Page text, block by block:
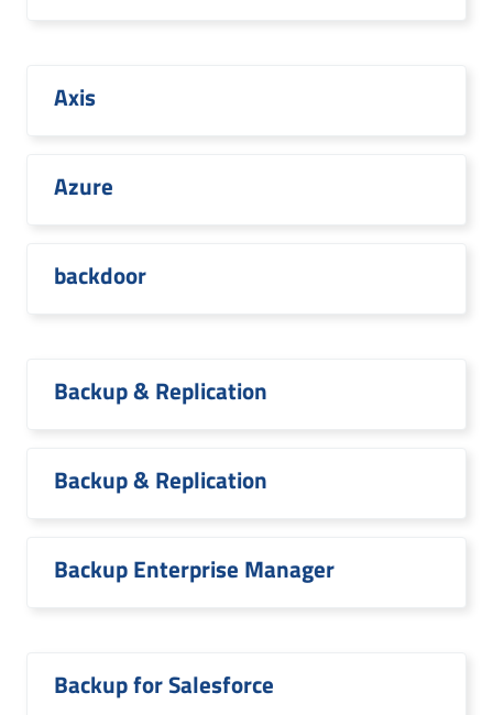
Axis
Azure
backdoor
Backup & Replication
Backup & Replication
Backup Enterprise Manager
Backup for Salesforce